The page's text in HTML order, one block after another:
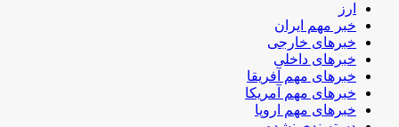
ارز
خبر مهم ایران
خبرهای خارجی
خبرهای داخلی
خبرهای مهم آفریقا
خبرهای مهم آمریکا
خبرهای مهم اروپا